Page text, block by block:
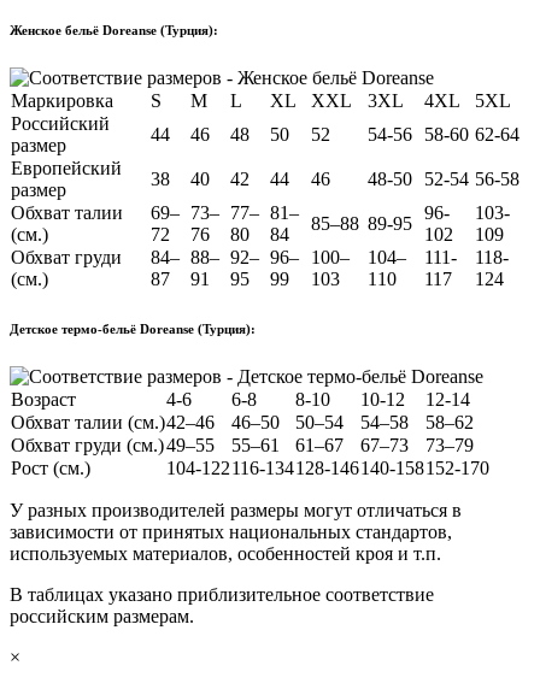
Женское бельё Doreanse (Турция):
Маркировка S M L XL XXL 3XL 4XL
5XL
Российский
размер
44 46 48 50 52 54-56 58-60 62-64
Европейский
размер
38 40 42 44 46 48-50 52-54 56-58
Обхват талии
(см.)
69–
72
73–
76
77–
80
81–
84
85–88 89-95
96-
102
103-
109
Обхват груди
(см.)
84–
87
88–
91
92–
95
96–
99
100–
103
104–
110
111-
117
118-
124
Детское термо-бельё Doreanse (Турция):
Возраст 4-6 6-8 8-10 10-12
12-14
Обхват талии (см.)42–46 46–50 50–54 54–58
58–62
Обхват груди (см.)49–55 55–61 61–67 67–73
73–79
Рост (см.)
104-122116-134128-146140-158152-170
У разных производителей размеры могут отличаться в
зависимости от принятых национальных стандартов,
используемых материалов, особенностей кроя и т.п.
В таблицах указано приблизительное соответствие
российским размерам.
×